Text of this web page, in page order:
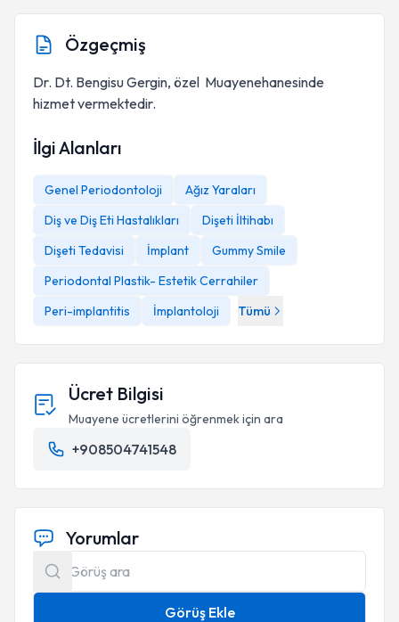
Özgeçmiş
Dr. Dt. Bengisu Gergin, özel Muayenehanesinde
hizmet vermektedir.
İlgi Alanları
Genel Periodontoloji
Ağız Yaraları
Diş ve Diş Eti Hastalıkları
Dişeti İltihabı
Dişeti Tedavisi
İmplant
Gummy Smile
Periodontal Plastik- Estetik Cerrahiler
Peri-implantitis
İmplantoloji Tümü
Ücret Bilgisi
Muayene ücretlerini öğrenmek için ara
+908504741548
Yorumlar
Görüş Ekle